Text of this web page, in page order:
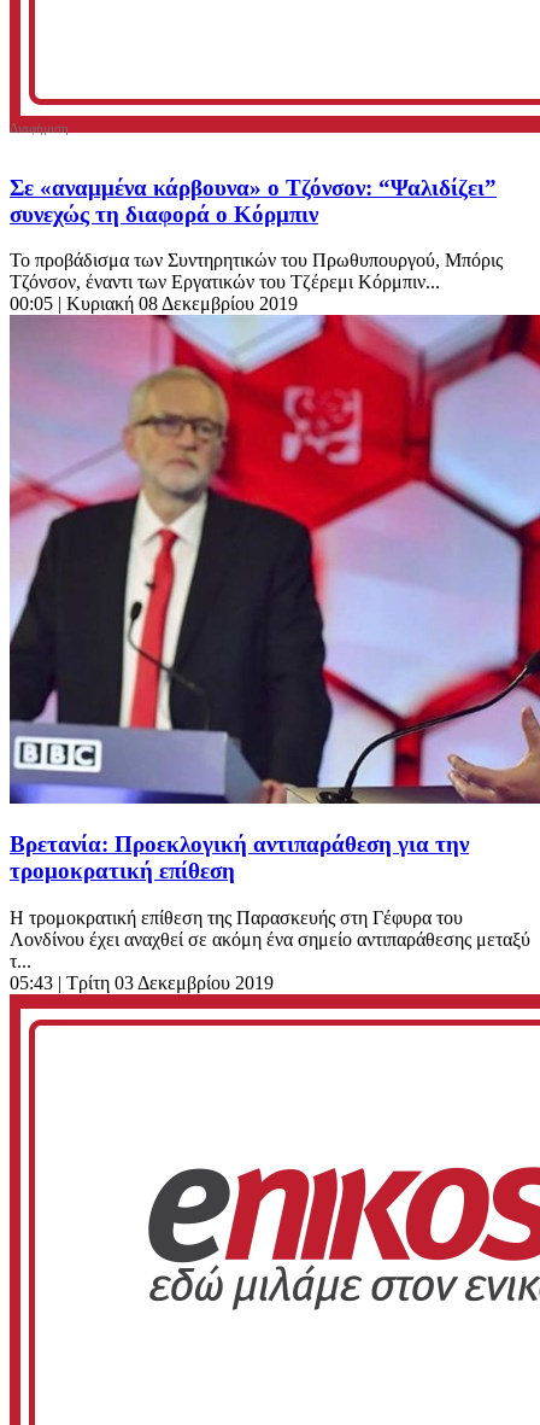
Σε «αναμμένα κάρβουνα» ο Τζόνσον: “Ψαλιδίζει”
συνεχώς τη διαφορά ο Κόρμπιν
Το προβάδισμα των Συντηρητικών του Πρωθυπουργού, Μπόρις
Τζόνσον, έναντι των Εργατικών του Τζέρεμι Κόρμπιν...
00:05 | Κυριακή 08 Δεκεμβρίου 2019
Βρετανία: Προεκλογική αντιπαράθεση για την
τρομοκρατική επίθεση
Η τρομοκρατική επίθεση της Παρασκευής στη Γέφυρα του
Λονδίνου έχει αναχθεί σε ακόμη ένα σημείο αντιπαράθεσης μεταξύ
τ...
05:43 | Τρίτη 03 Δεκεμβρίου 2019